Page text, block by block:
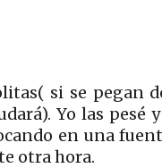
si se pegan
Yo las pesé
en una
otra hora.